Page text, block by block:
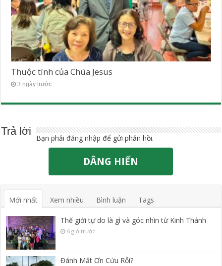
Thuộc tính của Chúa Jesus
3 ngày trước
Trả lời
Bạn phảiđăng nhập để gửi phản hồi.
DÂNG HIẾN
Mới nhất Xem nhiều Bình luận Tags
Thế giới tự do là gì và góc nhìn từ Kinh Thánh
6 giờ trước
Đánh Mất Ơn Cứu Rỗi?